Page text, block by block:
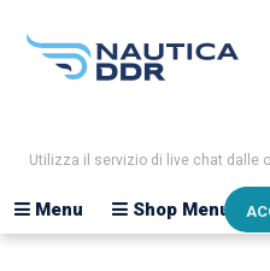
Utilizza il servizio di live chat dalle
Shop Menu
Menu